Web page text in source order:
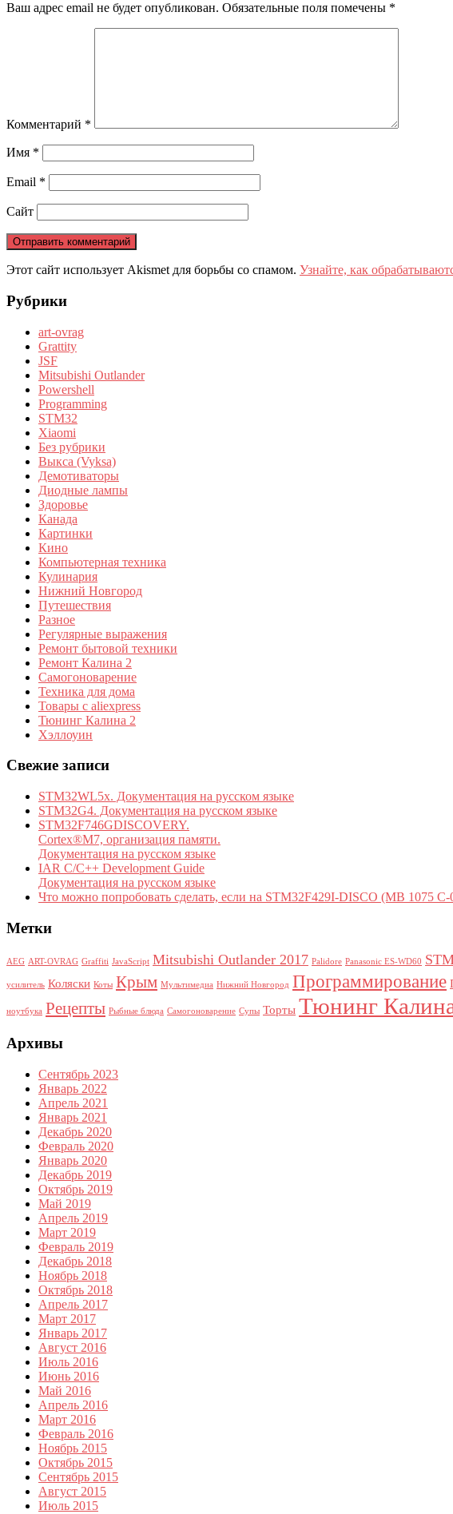
Ваш адрес email не будет опубликован. Обязательные поля помечены *
Комментарий *
Имя *
Email *
Сайт
Этот сайт использует Akismet для борьбы со спамом. Узнайте, как
Рубрики
art-ovrag
Grattity
JSF
Mitsubishi Outlander
Powershell
Programming
STM32
Xiaomi
Без рубрики
Выкса (Vyksa)
Демотиваторы
Диодные лампы
Здоровье
Канада
Картинки
Кино
Компьютерная техника
Кулинария
Нижний Новгород
Путешествия
Разное
Регулярные выражения
Ремонт бытовой техники
Ремонт Калина 2
Самогоноварение
Техника для дома
Товары с aliexpress
Тюнинг Калина 2
Хэллоуин
Свежие записи
STM32WL5x. Документация на русском языке
STM32G4. Документация на русском языке
STM32F746GDISCOVERY.
Cortex®­M7, организация памяти.
Документация на русском языке
IAR C/C++ Development Guide
Документация на русском языке
Что можно попробовать сделать, если на STM32F429I-DISCO (MB 1075 C-
Метки
AEG ART-OVRAG Graffiti JavaScript Mitsubishi Outlander 2017 Palidore Panasonic ES-WD60
усилитель Коляски Коты Крым Мультимедиа Нижний Новгород Программирование
ноутбука Рецепты Рыбные блюда Самогоноварение Супы Торты Тюнинг
Архивы
Сентябрь 2023
Январь 2022
Апрель 2021
Январь 2021
Декабрь 2020
Февраль 2020
Январь 2020
Декабрь 2019
Октябрь 2019
Май 2019
Апрель 2019
Март 2019
Февраль 2019
Декабрь 2018
Ноябрь 2018
Октябрь 2018
Апрель 2017
Март 2017
Январь 2017
Август 2016
Июль 2016
Июнь 2016
Май 2016
Апрель 2016
Март 2016
Февраль 2016
Ноябрь 2015
Октябрь 2015
Сентябрь 2015
Август 2015
Июль 2015